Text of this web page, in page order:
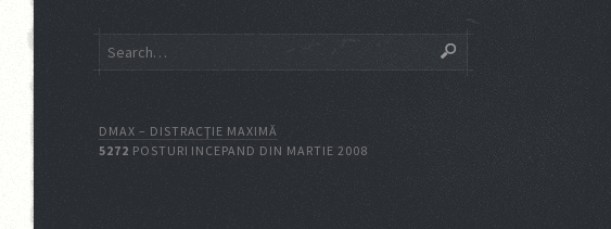
DMAX – DISTRACŢIE MAXIMĂ
5272 POSTURI INCEPAND DIN MARTIE 2008